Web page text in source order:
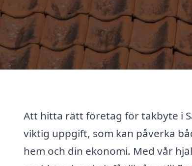
Att hitta rätt företag för takbyte i
viktig uppgift, som kan påverka
hem och din ekonomi. Med vår